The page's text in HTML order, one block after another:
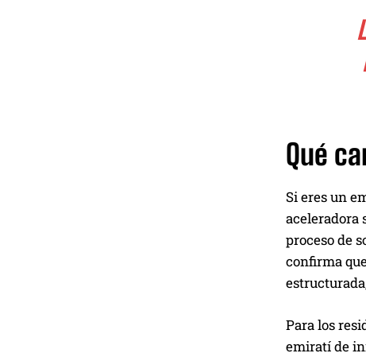
Qué
Si eres un
aceleradora
proceso de
confirma
Para los
emiratí de